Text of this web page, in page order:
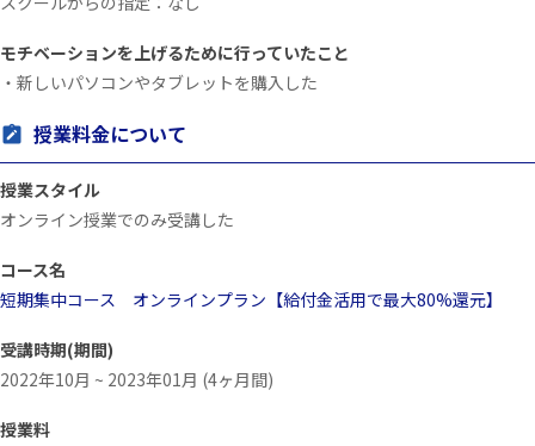
モチベーションを上げるために行っていたこと
・新しいパソコンやタブレットを購入した
授業料金について
授業スタイル
オンライン授業でのみ受講した
コース名
短期集中コース オンラインプラン【給付金活用で最大80%還元】
受講時期(期間)
2022年10月 ~ 2023年01月 (4ヶ月間)
授業料